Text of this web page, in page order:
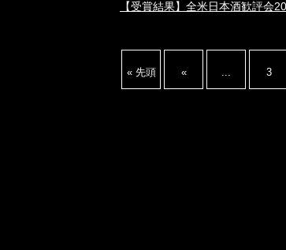
【受賞結果】全米日本酒歓評会
« 先頭 « ... 3